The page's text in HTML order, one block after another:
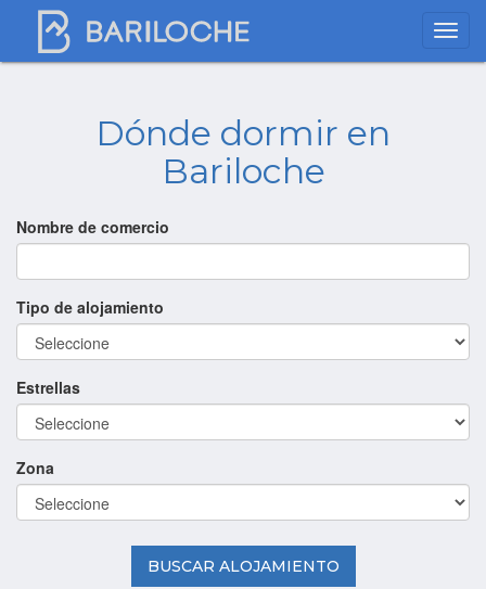
Dónde dormir en
Bariloche
Nombre de comercio
Tipo de alojamiento
Estrellas
Zona
BUSCAR ALOJAMIENTO